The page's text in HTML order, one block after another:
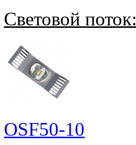
Световой поток:
OSF50-10